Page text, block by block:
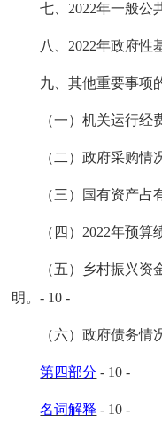
七、2022年一般公
八、2022年政府性
九、其他重要事项
（一）机关运行经
（二）政府采购情
（三）国有资产占
（四）2022年预算
（五）乡村振兴
明。- 10 -
（六）政府债务情
第四部分 - 10 -
名词解释 - 10 -